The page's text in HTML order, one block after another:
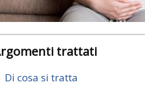
Argomenti trattati
Di cosa si tratta